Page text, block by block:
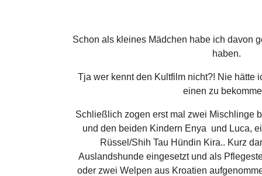
Schon als kleines Mädchen habe ich davon
haben.
Tja wer kennt den Kultfilm nicht?! Nie hätte
einen zu
Schließlich zogen erst mal zwei Mischlinge
und den beiden Kindern Enya und Luca,
Rüssel/Shih Tau Hündin Kira.. Kurz
Auslandshunde eingesetzt und als
oder zwei Welpen aus Kroatien